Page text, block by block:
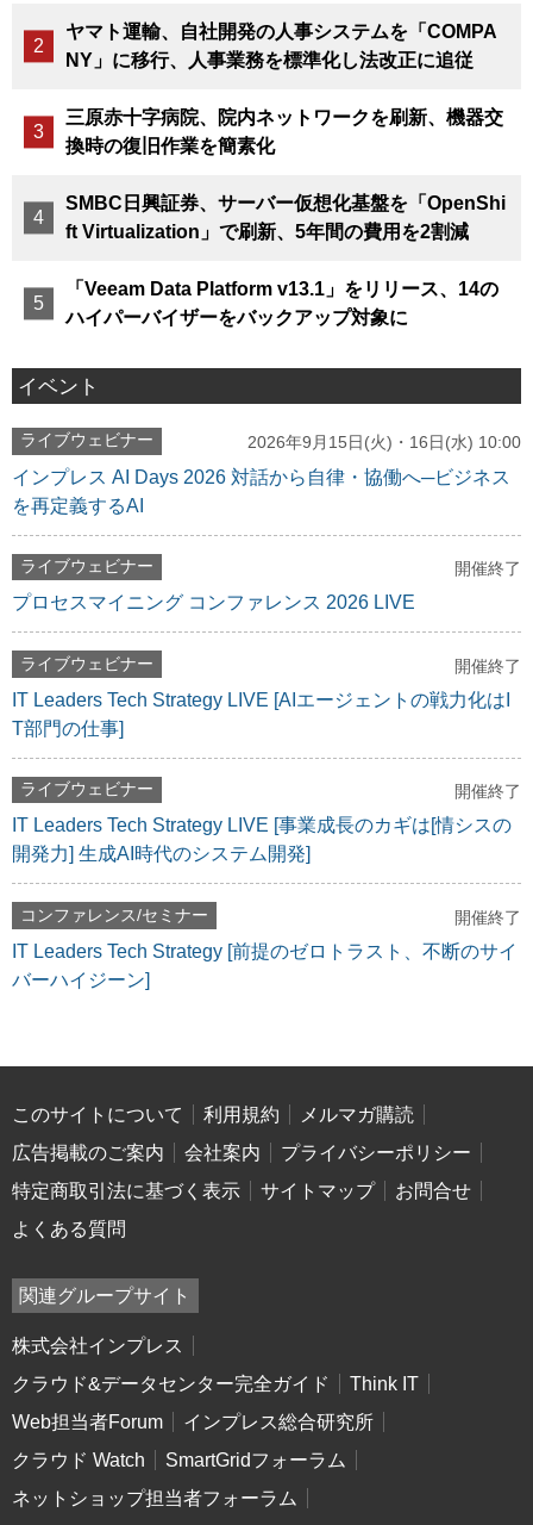
ヤマト運輸、自社開発の人事システムを「COMPA
NY」に移行、人事業務を標準化し法改正に追従
三原赤十字病院、院内ネットワークを刷新、機器交
換時の復旧作業を簡素化
SMBC日興証券、サーバー仮想化基盤を「OpenShi
ft Virtualization」で刷新、5年間の費用を2割減
「Veeam Data Platform v13.1」をリリース、14の
ハイパーバイザーをバックアップ対象に
イベント
ライブウェビナー 2026年9月15日(火)・16日(水) 10:00
インプレス AI Days 2026 対話から自律・協働へ─ビジネス
を再定義するAI
ライブウェビナー 開催終了
プロセスマイニング コンファレンス 2026 LIVE
ライブウェビナー 開催終了
IT Leaders Tech Strategy LIVE [AIエージェントの戦力化はI
T部門の仕事]
ライブウェビナー 開催終了
IT Leaders Tech Strategy LIVE [事業成長のカギは[情シスの
開発力] 生成AI時代のシステム開発]
コンファレンス/セミナー 開催終了
IT Leaders Tech Strategy [前提のゼロトラスト、不断のサイ
バーハイジーン]
このサイトについて 利用規約
メルマガ購読
広告掲載のご案内
会社案内
プライバシーポリシー
特定商取引法に基づく表示
サイトマップ
お問合せ
よくある質問
関連グループサイト
株式会社インプレス
クラウド&データセンター完全ガイド
Think IT
Web担当者Forum
インプレス総合研究所
クラウド Watch
SmartGridフォーラム
ネットショップ担当者フォーラム